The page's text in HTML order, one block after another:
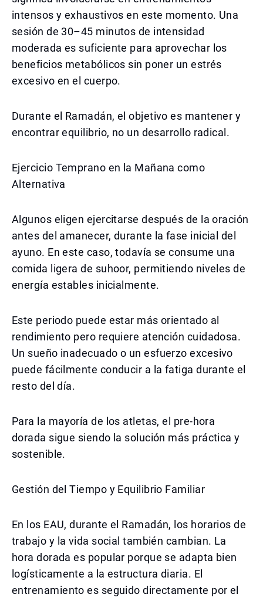
intensos y exhaustivos en este momento. Una
sesión de 30–45 minutos de intensidad
moderada es suficiente para aprovechar los
beneficios metabólicos sin poner un estrés
excesivo en el cuerpo.
Durante el Ramadán, el objetivo es mantener y
encontrar equilibrio, no un desarrollo radical.
Ejercicio Temprano en la Mañana como
Alternativa
Algunos eligen ejercitarse después de la oración
antes del amanecer, durante la fase inicial del
ayuno. En este caso, todavía se consume una
comida ligera de suhoor, permitiendo niveles de
energía estables inicialmente.
Este periodo puede estar más orientado al
rendimiento pero requiere atención cuidadosa.
Un sueño inadecuado o un esfuerzo excesivo
puede fácilmente conducir a la fatiga durante el
resto del día.
Para la mayoría de los atletas, el pre-hora
dorada sigue siendo la solución más práctica y
sostenible.
Gestión del Tiempo y Equilibrio Familiar
En los EAU, durante el Ramadán, los horarios de
trabajo y la vida social también cambian. La
hora dorada es popular porque se adapta bien
logísticamente a la estructura diaria. El
entrenamiento es seguido directamente por el